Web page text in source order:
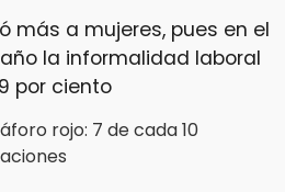
más a mujeres, pues en el
la informalidad laboral
por ciento